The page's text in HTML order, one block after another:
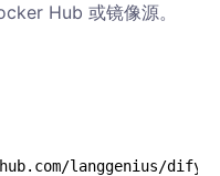
Hub 或镜像源。